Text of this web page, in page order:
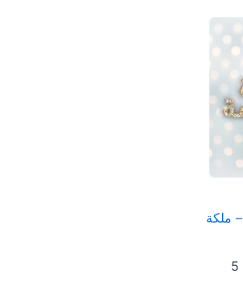
55 Diamonds – ملكة